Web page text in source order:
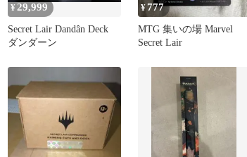
¥ 29,999
Secret Lair Dandân Deck
ダンダーン
¥777
MTG 集いの場 Marvel
Secret Lair